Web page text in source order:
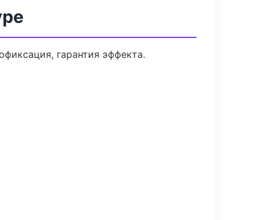
гарантия эффекта.